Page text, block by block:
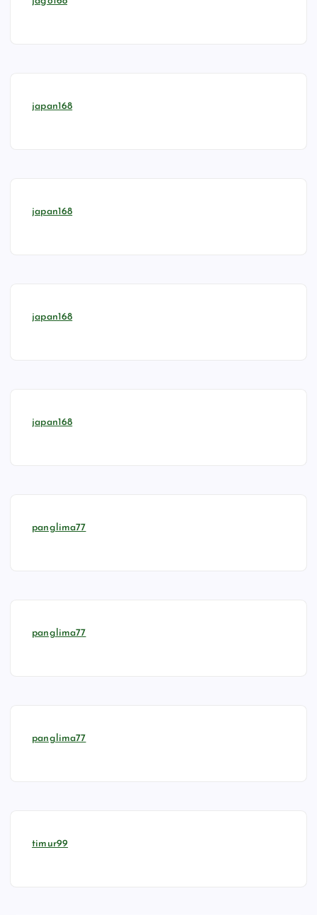
japan168
japan168
japan168
japan168
panglima77
panglima77
panglima77
timur99